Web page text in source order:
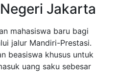
Jakarta
mahasiswa baru bagi
jalur Mandiri-Prestasi.
beasiswa khusus untuk
uang saku sebesar